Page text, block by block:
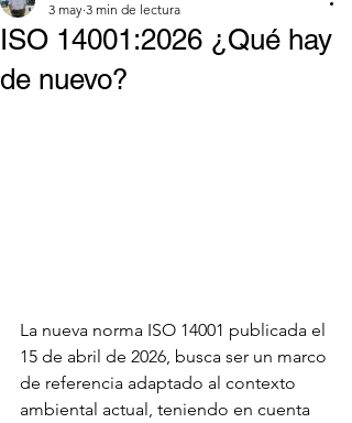
ISO 14001:2026 ¿Qué hay
de nuevo?
3 may 3 min de lectura
La nueva norma ISO 14001 publicada el
15 de abril de 2026, busca ser un marco
de referencia adaptado al contexto
ambiental actual, teniendo en cuenta